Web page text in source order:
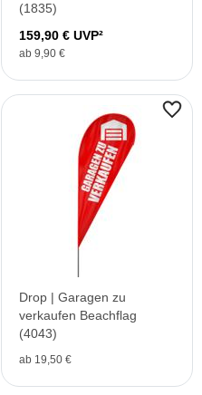
(1835)
159,90 € UVP²
ab 9,90 €
Drop | Garagen zu
verkaufen Beachflag
(4043)
ab 19,50 €